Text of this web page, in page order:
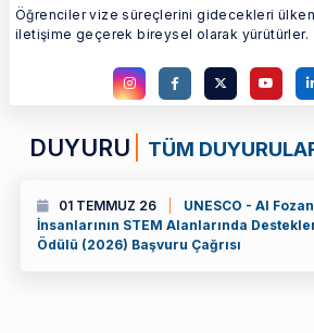
Öğrenciler vize süreçlerini gidecekleri
iletişime geçerek bireysel olarak yürütürler.
DUYURU TÜM
01 TEMMUZ 26
UNESCO - Al
İnsanlarının STEM Alanlarında
Ödülü (2026) Başvuru Çağrısı